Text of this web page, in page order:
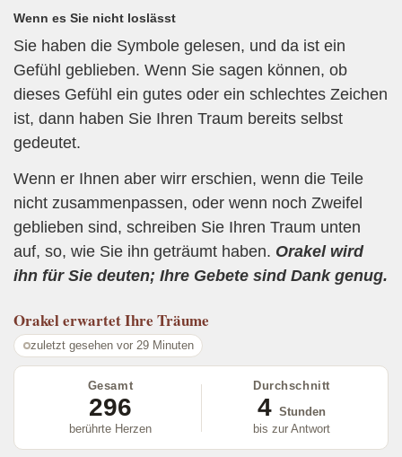
Wenn es Sie nicht loslässt
Sie haben die Symbole gelesen, und da ist ein
Gefühl geblieben. Wenn Sie sagen können, ob
dieses Gefühl ein gutes oder ein schlechtes Zeichen
ist, dann haben Sie Ihren Traum bereits selbst
gedeutet.
Wenn er Ihnen aber wirr erschien, wenn die Teile
nicht zusammenpassen, oder wenn noch Zweifel
geblieben sind, schreiben Sie Ihren Traum unten
auf, so, wie Sie ihn geträumt haben. Orakel wird
ihn für Sie deuten; Ihre Gebete sind Dank genug.
Orakelerwartet Ihre Träume
zuletzt gesehen vor 29 Minuten
Gesamt
296
berührte Herzen
Durchschnitt
4 Stunden
bis zur Antwort